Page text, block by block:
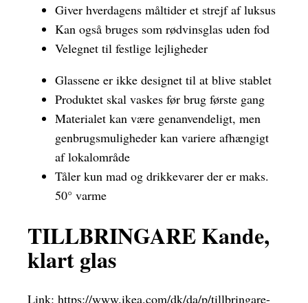
Giver hverdagens måltider et strejf af luksus
Kan også bruges som rødvinsglas uden fod
Velegnet til festlige lejligheder
Glassene er ikke designet til at blive stablet
Produktet skal vaskes før brug første gang
Materialet kan være genanvendeligt, men
genbrugsmuligheder kan variere afhængigt
af lokalområde
Tåler kun mad og drikkevarer der er maks.
50° varme
TILLBRINGARE Kande,
klart glas
Link: https://www.ikea.com/dk/da/p/tillbringare-